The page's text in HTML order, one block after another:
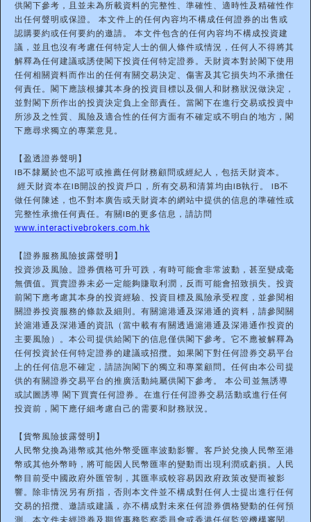
供閣下參考，且並未為所載資料的完整性、準確性、適時性及精確性作
出任何聲明或保證。 本文件上的任何內容均不構成任何證券的出售或
認購要約或任何要約的邀請。 本文件包含的任何內容均不構成投資建
議，並且也沒有考慮任何特定人士的個人條件或情況，任何人不得將其
解釋為任何建議或誘使閣下投資任何特定證券。天財資本對於閣下使用
任何相關資料而作出的任何有關交易決定、傷害及其它損失均不承擔任
何責任。閣下應該根據其本身的投資目標以及個人和財務狀況做決定，
並對閣下所作出的投資決定負上全部責任。當閣下在進行交易或投資中
所涉及之性質、風險及適合性的任何方面有不確定或不明白的地方，閣
下應尋求獨立的專業意見。
【盈透證券聲明】
IB不隸屬於也不認可或推薦任何財務顧問或經紀人，包括天財資本。
經天財資本在IB開設的投資戶口，所有交易和清算均由IB執行。 IB不
做任何陳述，也不對本廣告或天財資本的網站中提供的信息的準確性或
完整性承擔任何責任。有關IB的更多信息，請訪問
www.interactivebrokers.com.hk
【證券服務風險披露聲明】
投資涉及風險。證券價格可升可跌，有時可能會非常波動，甚至變成毫
無價值。買賣證券未必一定能夠賺取利潤，反而可能會招致損失。投資
前閣下應考慮其本身的投資經驗、投資目標及風險承受程度，並參閱相
關證券投資服務的條款及細則。有關滬港通及深港通的資料，請參閱關
於滬港通及深港通的資訊（當中載有有關透過滬港通及深港通作投資的
主要風險）。本公司提供給閣下的信息僅供閣下參考。它不應被解釋為
任何投資於任何特定證券的建議或招攬。如果閣下對任何證券交易平台
上的任何信息不確定，請諮詢閣下的獨立和專業顧問。任何由本公司提
供的有關證券交易平台的推廣活動純屬供閣下參考。 本公司並無誘導
或試圖誘導 閣下買賣任何證券。在進行任何證券交易活動或進行任何
投資前，閣下應仔細考慮自己的需要和財務狀況。
【貨幣風險披露聲明】
人民幣兌換為港幣或其他外幣受匯率波動影響。客戶於兌換人民幣至港
幣或其他外幣時，將可能因人民幣匯率的變動而出現利潤或虧損。人民
幣目前受中國政府外匯管制，其匯率或較容易因政府政策改變而被影
響。除非情況另有所指，否則本文件並不構成對任何人士提出進行任何
交易的招攬、邀請或建議，亦不構成對未來任何證券價格變動的任何預